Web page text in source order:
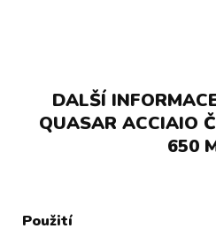
DALŠÍ
QUASAR ACCIAIO
650
Použití